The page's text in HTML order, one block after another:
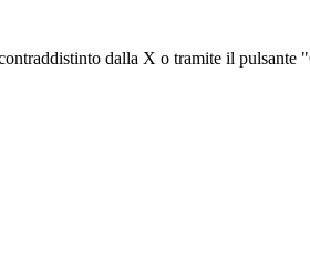
dalla X o tramite il pulsante